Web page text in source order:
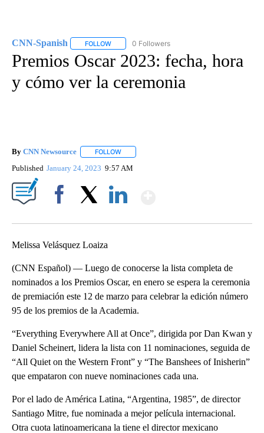
CNN-Spanish FOLLOW FOLLOW "CNN-SPANISH" TO RECEIVE
0 Followers
Premios Oscar 2023: fecha, hora
y cómo ver la ceremonia
By CNN Newsource FOLLOW
Published January 24, 2023 9:57 AM
Melissa Velásquez Loaiza
(CNN Español) — Luego de conocerse la lista completa de
nominados a los Premios Oscar, en enero se espera la ceremonia
de premiación este 12 de marzo para celebrar la edición número
95 de los premios de la Academia.
“Everything Everywhere All at Once”, dirigida por Dan Kwan y
Daniel Scheinert, lidera la lista con 11 nominaciones, seguida de
“All Quiet on the Western Front” y “The Banshees of Inisherin”
que empataron con nueve nominaciones cada una.
Por el lado de América Latina, “Argentina, 1985”, de director
Santiago Mitre, fue nominada a mejor película internacional.
Otra cuota latinoamericana la tiene el director mexicano